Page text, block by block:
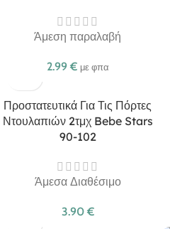
Άμεση παραλαβή
2.99 € με φπα
Προστατευτικά Για Τις Πόρτες
Ντουλαπιών 2τμχ Bebe Stars
90-102
Άμεσα Διαθέσιμο
3.90 €